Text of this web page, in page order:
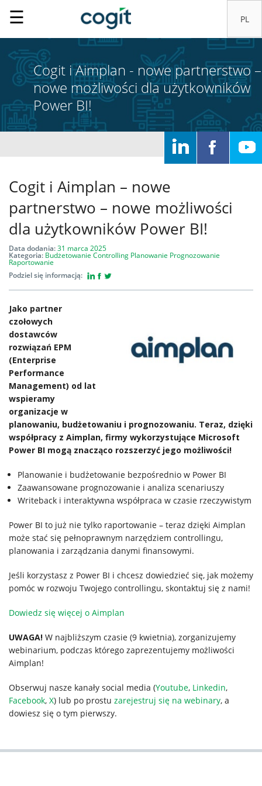
Home
Systemy
IT
Usługi
Klienci
Kariera
O
firmie
Kontakt
☰
Cogit i Aimplan - nowe partnerstwo –
nowe możliwości dla użytkowników
Power BI!
Cogit i Aimplan – nowe
partnerstwo – nowe możliwości
dla użytkowników Power BI!
Data dodania:31 marca 2025
Kategoria: Budżetowanie Controlling Planowanie Prognozowanie
Raportowanie
Podziel się informacją:
Jako partner
czołowych
dostawców
rozwiązań EPM
(Enterprise
Performance
Management) od lat
wspieramy
organizacje w
planowaniu, budżetowaniu i prognozowaniu. Teraz, dzięki
współpracy z Aimplan, firmy wykorzystujące Microsoft
Power BI mogą znacząco rozszerzyć jego możliwości!
Planowanie i budżetowanie bezpośrednio w Power BI
Zaawansowane prognozowanie i analiza scenariuszy
Writeback i interaktywna współpraca w czasie rzeczywistym
Power BI to już nie tylko raportowanie – teraz dzięki Aimplan
może stać się pełnoprawnym narzędziem controllingu,
planowania i zarządzania danymi finansowymi.
Jeśli korzystasz z Power BI i chcesz dowiedzieć się, jak możemy
pomóc w rozwoju Twojego controllingu, skontaktuj się z nami!
Dowiedz się więcej o Aimplan
UWAGA! W najbliższym czasie (9 kwietnia), zorganizujemy
webinarium, podczas którego zaprezentujemy możliwości
Aimplan!
Obserwuj nasze kanały social media (Youtube, Linkedin,
Facebook, X) lub po prostu zarejestruj się na webinary, a
dowiesz się o tym pierwszy.